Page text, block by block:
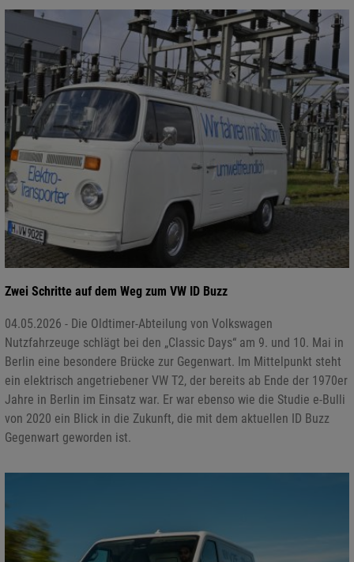
Zwei Schritte auf dem Weg zum VW ID Buzz
04.05.2026 - Die Oldtimer-Abteilung von Volkswagen
Nutzfahrzeuge schlägt bei den „Classic Days“ am 9. und 10. Mai in
Berlin eine besondere Brücke zur Gegenwart. Im Mittelpunkt steht
ein elektrisch angetriebener VW T2, der bereits ab Ende der 1970er
Jahre in Berlin im Einsatz war. Er war ebenso wie die Studie e-Bulli
von 2020 ein Blick in die Zukunft, die mit dem aktuellen ID Buzz
Gegenwart geworden ist.